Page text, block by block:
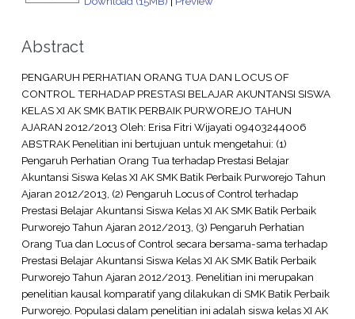
Abstract
PENGARUH PERHATIAN ORANG TUA DAN LOCUS OF
CONTROL TERHADAP PRESTASI BELAJAR AKUNTANSI SISWA
KELAS XI AK SMK BATIK PERBAIK PURWOREJO TAHUN
AJARAN 2012/2013 Oleh: Erisa Fitri Wijayati 09403244006
ABSTRAK Penelitian ini bertujuan untuk mengetahui: (1)
Pengaruh Perhatian Orang Tua terhadap Prestasi Belajar
Akuntansi Siswa Kelas XI AK SMK Batik Perbaik Purworejo Tahun
Ajaran 2012/2013, (2) Pengaruh Locus of Control terhadap
Prestasi Belajar Akuntansi Siswa Kelas XI AK SMK Batik Perbaik
Purworejo Tahun Ajaran 2012/2013, (3) Pengaruh Perhatian
Orang Tua dan Locus of Control secara bersama-sama terhadap
Prestasi Belajar Akuntansi Siswa Kelas XI AK SMK Batik Perbaik
Purworejo Tahun Ajaran 2012/2013. Penelitian ini merupakan
penelitian kausal komparatif yang dilakukan di SMK Batik Perbaik
Purworejo. Populasi dalam penelitian ini adalah siswa kelas XI AK